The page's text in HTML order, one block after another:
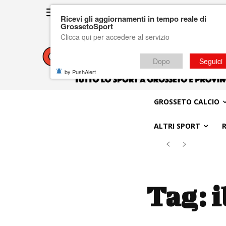
GROSSETO CALCIO
ALTRI SPORT
Tag:
Ricevi gli aggiornamenti in tempo reale di
GrossetoSport
Clicca qui per accedere al servizio
Dopo Seguici
by PushAlert